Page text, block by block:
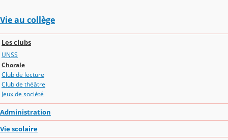
Vie au collège
Les clubs
UNSS
Chorale
Club de lecture
Club de théâtre
Jeux de société
Administration
Vie scolaire